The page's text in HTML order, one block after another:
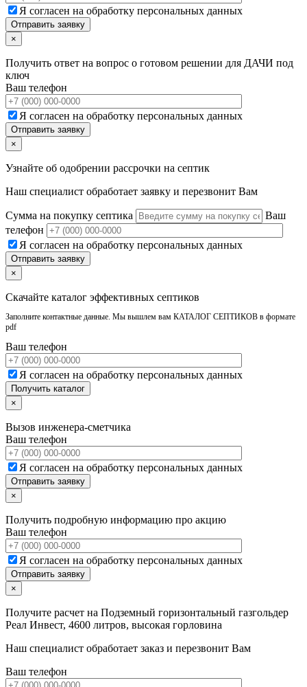
Я согласен на обработку персональных данных
×
Получить ответ на вопрос о готовом решении для ДАЧИ под
ключ
Ваш телефон
Я согласен на обработку персональных данных
×
Узнайте об одобрении рассрочки на септик
Наш специалист обработает заявку и перезвонит Вам
Сумма на покупку септика
Ваш
телефон
Я согласен на обработку персональных данных
×
Скачайте каталог эффективных септиков
Заполните контактные данные. Мы вышлем вам КАТАЛОГ СЕПТИКОВ в формате
pdf
Ваш телефон
Я согласен на обработку персональных данных
×
Вызов инженера-сметчика
Ваш телефон
Я согласен на обработку персональных данных
×
Получить подробную информацию про акцию
Ваш телефон
Я согласен на обработку персональных данных
×
Получите расчет на Подземный горизонтальный газгольдер
Реал Инвест, 4600 литров, высокая горловина
Наш специалист обработает заказ и перезвонит Вам
Ваш телефон